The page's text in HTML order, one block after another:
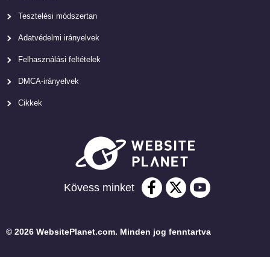
Tesztelési módszertan
Adatvédelmi irányelvek
Felhasználási feltételek
DMCA-irányelvek
Cikkek
Kövess minket
© 2026 WebsitePlanet.com. Minden jog fenntartva